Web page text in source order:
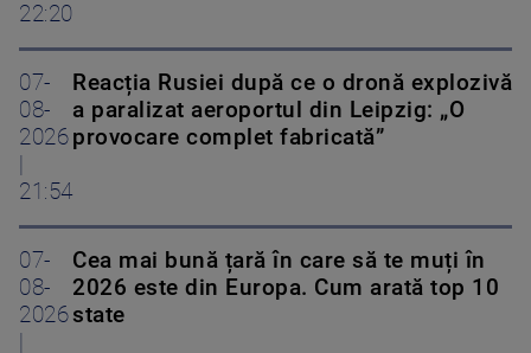
22:20
07-
08-
2026
21:54
Reacția Rusiei după ce o dronă explozivă
a paralizat aeroportul din Leipzig: „O
provocare complet fabricată”
07-
08-
2026
Cea mai bună țară în care să te muți în
2026 este din Europa. Cum arată top 10
state